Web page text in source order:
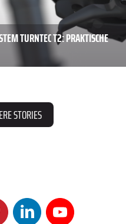
TURNTEC T2: PRAKTISCHE
STORIES